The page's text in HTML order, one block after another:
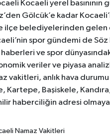
Kocaeli yerel basınının
Gölcük’e kadar
ilçe belediyelerinden
spor gündemi de
ve spor
veriler ve piyasa
vakitleri, anlık hava
Başiskele,
haberciliğin adresi
Namaz Vakitleri